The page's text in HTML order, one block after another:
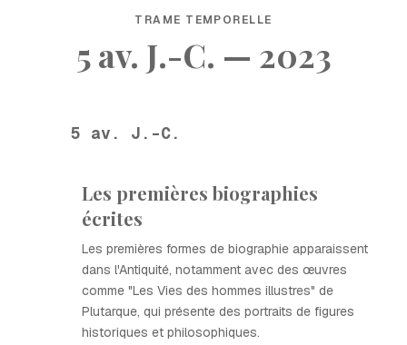
TRAME TEMPORELLE
5 av. J.-C. — 2023
5 av. J.-C.
Les premières biographies
écrites
Les premières formes de biographie apparaissent
dans l'Antiquité, notamment avec des œuvres
comme "Les Vies des hommes illustres" de
Plutarque, qui présente des portraits de figures
historiques et philosophiques.